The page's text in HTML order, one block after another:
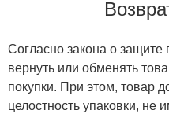
Согласно закона о
вернуть или обменять
покупки. При этом, товар
целостность упаковки, не